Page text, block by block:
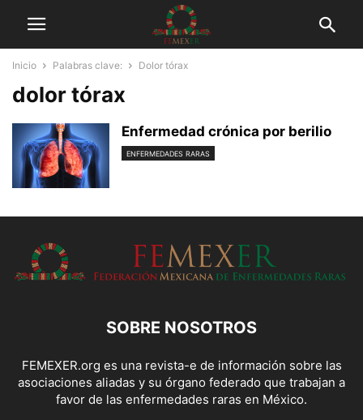
Inicio Palabras clave: Dolor tórax
dolor tórax
Enfermedad crónica por berilio
ENFERMEDADES RARAS
SOBRE NOSOTROS
FEMEXER.org es una revista-e de información sobre las
asociaciones aliadas y su órgano federado que trabajan a
favor de las enfermedades raras en México.